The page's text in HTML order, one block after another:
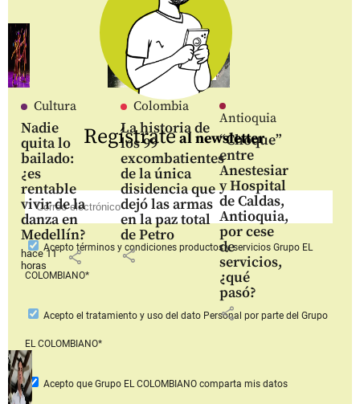
Cultura
Nadie
quita lo
bailado:
¿es
rentable
vivir de la
danza en
Medellín?
hace 11
horas
share
Colombia
La historia de
los 99
excombatientes
de la única
disidencia que
dejó las armas
en la paz total
de Petro
share
Antioquia
“Choque”
entre
Anestesiar
y Hospital
de Caldas,
Antioquia,
por cese
de
servicios,
¿qué
pasó?
share
Regístrateal newsletter
Aceptotérminos y condiciones productos y serviciosGrupo EL
COLOMBIANO*
Acepto el tratamiento y uso del dato Personal por parte del Grupo
EL COLOMBIANO*
Acepto que Grupo EL COLOMBIANOcomparta mis datos